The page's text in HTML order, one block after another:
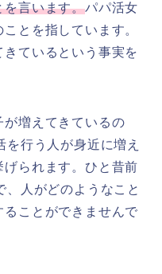
を言います。パパ活女
とを指しています。
ているという事実を
が増えてきているの
行う人が身近に増え
られます。ひと昔前
、人がどのようなこと
ことができませんで